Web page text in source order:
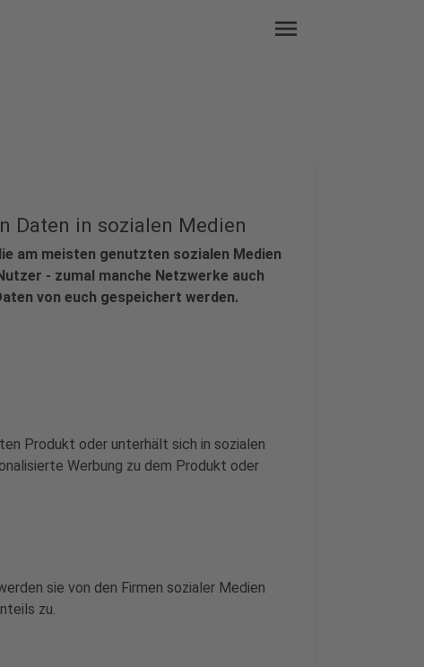
menu
Daten in sozialen Medien
am meisten genutzten sozialen Medien
- zumal manche Netzwerke auch
von euch gespeichert werden.
Produkt oder unterhält sich in sozialen
Werbung zu dem Produkt oder
sie von den Firmen sozialer Medien
zu.